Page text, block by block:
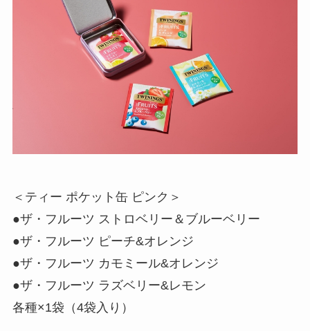
＜ティー ポケット缶 ピンク＞
●ザ・フルーツ ストロベリー＆ブルーベリー
●ザ・フルーツ ピーチ&オレンジ
●ザ・フルーツ カモミール&オレンジ
●ザ・フルーツ ラズベリー&レモン
各種×1袋（4袋入り）